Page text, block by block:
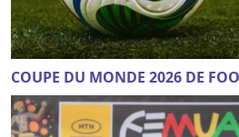
COUPE DU MONDE 2026 DE